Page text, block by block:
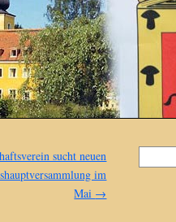
sucht neuen
im
Mai →